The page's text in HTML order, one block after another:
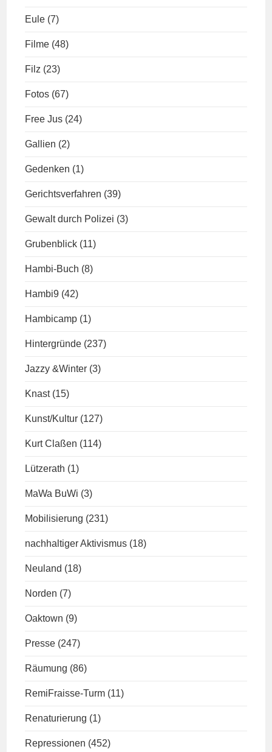
Eule (7)
Filme (48)
Filz (23)
Fotos (67)
Free Jus (24)
Gallien (2)
Gedenken (1)
Gerichtsverfahren (39)
Gewalt durch Polizei (3)
Grubenblick (11)
Hambi-Buch (8)
Hambi9 (42)
Hambicamp (1)
Hintergründe (237)
Jazzy &Winter (3)
Knast (15)
Kunst/Kultur (127)
Kurt Claßen (114)
Lützerath (1)
MaWa BuWi (3)
Mobilisierung (231)
nachhaltiger Aktivismus (18)
Neuland (18)
Norden (7)
Oaktown (9)
Presse (247)
Räumung (86)
RemiFraisse-Turm (11)
Renaturierung (1)
Repressionen (452)